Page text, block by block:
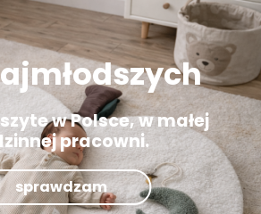
w Polsce, w małej
pracowni.
sprawdzam